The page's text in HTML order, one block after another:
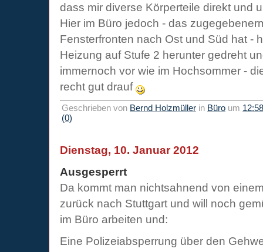
dass mir diverse Körperteile direkt und
Hier im Büro jedoch - das
Fensterfronten nach Ost und Süd hat -
Heizung auf Stufe 2 herunter gedreht
immernoch vor wie im Hochsommer -
recht gut drauf
Geschrieben von Bernd Holzmüller in Büro um 12:58
(0)
Dienstag, 10. Januar 2012
Ausgesperrt
Da kommt man nichtsahnend von
zurück nach Stuttgart und will noch
im Büro arbeiten und:
Eine Polizeiabsperrung über den